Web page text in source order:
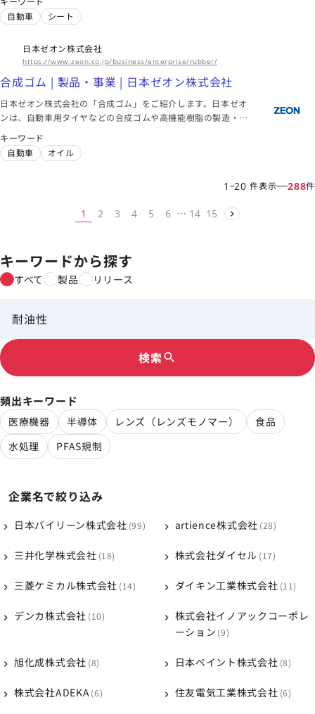
自動車
シート
日本ゼオン株式会社
https://www.zeon.co.jp/business/enterprise/rubber/
合成ゴム | 製品・事業 | 日本ゼオン株式会社
日本ゼオン株式会社の「合成ゴム」をご紹介します。日本ゼオ
ンは、自動車用タイヤなどの合成ゴムや高機能樹脂の製造・開
的技術により、地球環境と人類の繁栄に貢献してまいります。
キーワード
自動車
オイル
1 20 件表示 288件
1 2 3 4 5 6 … 14 15
企業名で絞り込み
日本バイリーン株式会社 99 artience株式会社 28
三井化学株式会社 18 株式会社ダイセル 17
三菱ケミカル株式会社 14 ダイキン工業株式会社 11
デンカ株式会社 10
株式会社イノアックコーポレ
ーション 9
旭化成株式会社 8 日本ペイント株式会社 8
株式会社ADEKA 6 住友電気工業株式会社 6
キーワードから探す
すべて 製品 リリース
検索 search
頻出キーワード
医療機器 半導体 レンズ（レンズモノマー）
食品
水処理
PFAS規制